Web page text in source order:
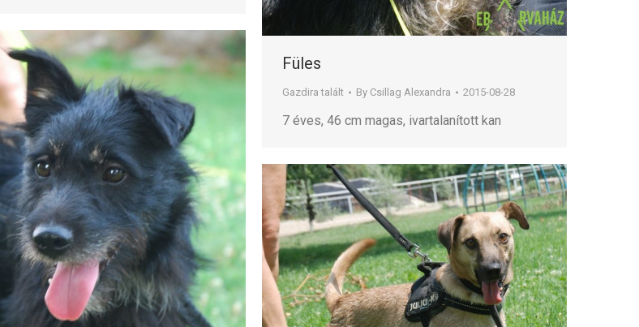
Füles
Gazdira talált By Csillag Alexandra 2015-08-28
7 éves, 46 cm magas, ivartalanított kan